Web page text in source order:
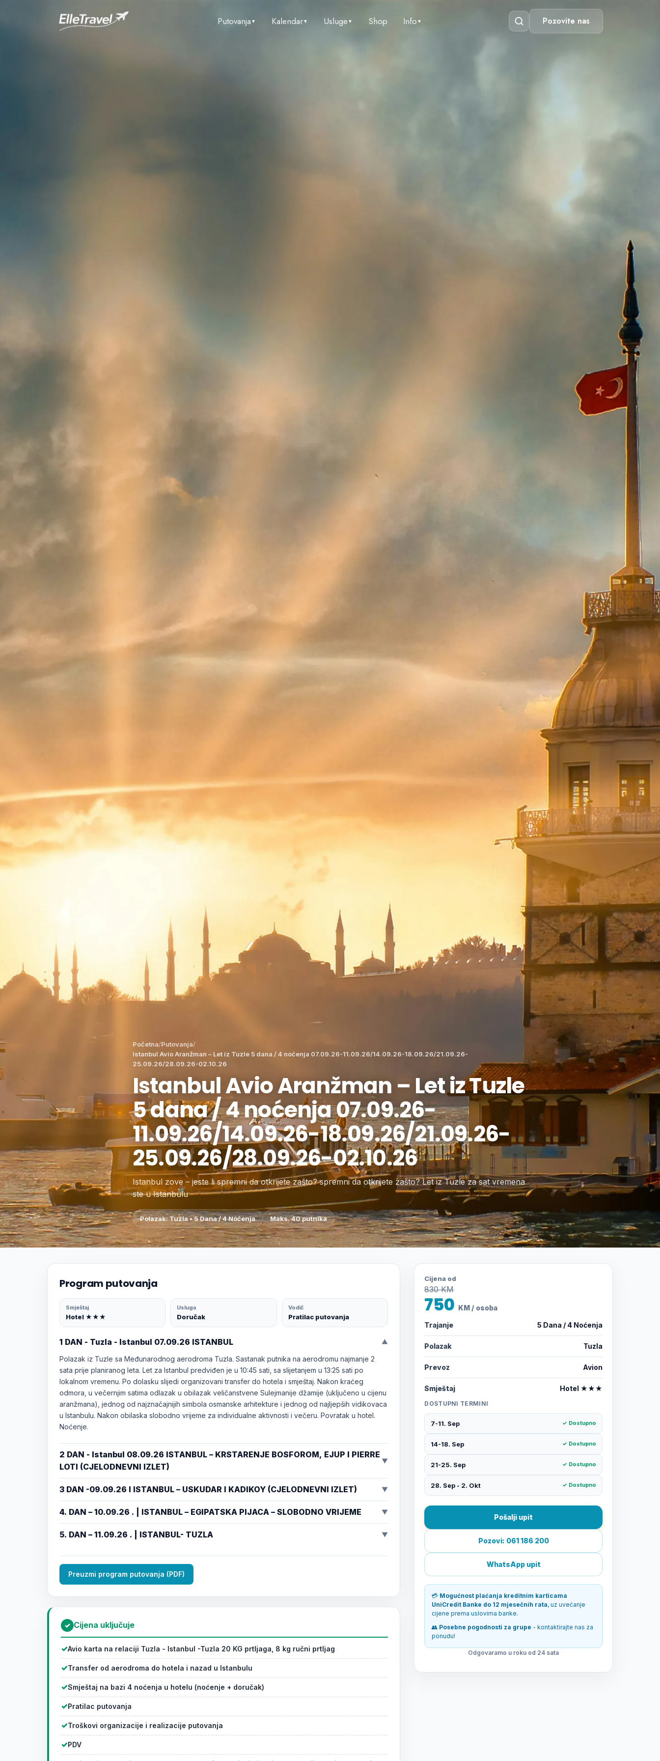
Početna/Putovanja/
Istanbul Avio Aranžman – Let iz Tuzle 5 dana / 4 noćenja 07.09.26-11.09.26/14.09.26-18.09.26/21.09.26-
25.09.26/28.09.26-02.10.26
Istanbul Avio Aranžman – Let iz Tuzle
5 dana / 4 noćenja 07.09.26-
11.09.26/14.09.26-18.09.26/21.09.26-
25.09.26/28.09.26-02.10.26
Istanbul zove – jeste li spremni da otkrijete zašto? spremni da otkrijete zašto? Let iz Tuzle za sat vremena
ste u Istanbulu
Polazak: Tuzla • 5 Dana / 4 Noćenja Maks. 40 putnika
Program putovanja
Smještaj
Hotel ★★★
Usluga
Doručak
Vodič
Pratilac putovanja
1 DAN - Tuzla - Istanbul 07.09.26 ISTANBUL ▼
Polazak iz Tuzle sa Međunarodnog aerodroma Tuzla. Sastanak putnika na aerodromu najmanje 2
sata prije planiranog leta. Let za Istanbul predviđen je u 10:45 sati, sa slijetanjem u 13:25 sati po
lokalnom vremenu. Po dolasku slijedi organizovani transfer do hotela i smještaj. Nakon kraćeg
odmora, u večernjim satima odlazak u obilazak veličanstvene Sulejmanije džamije (uključeno u cijenu
aranžmana), jednog od najznačajnijih simbola osmanske arhitekture i jednog od najljepših vidikovaca
u Istanbulu. Nakon obilaska slobodno vrijeme za individualne aktivnosti i večeru. Povratak u hotel.
Noćenje.
2 DAN - Istanbul 08.09.26 ISTANBUL – KRSTARENJE BOSFOROM, EJUP I PIERRE
LOTI (CJELODNEVNI IZLET)
▼
3 DAN -09.09.26 I ISTANBUL – USKUDAR I KADIKOY (CJELODNEVNI IZLET) ▼
4. DAN – 10.09.26 . | ISTANBUL – EGIPATSKA PIJACA – SLOBODNO VRIJEME ▼
5. DAN – 11.09.26 . | ISTANBUL- TUZLA ▼
Preuzmi program putovanja (PDF)
✓ Cijena uključuje
Avio karta na relaciji Tuzla - Istanbul -Tuzla 20 KG prtljaga, 8 kg ručni prtljag
Transfer od aerodroma do hotela i nazad u Istanbulu
Smještaj na bazi 4 noćenja u hotelu (noćenje + doručak)
Pratilac putovanja
Troškovi organizacije i realizacije putovanja
PDV
Cijena od
830 KM
750 KM / osoba
Trajanje 5 Dana / 4 Noćenja
Polazak Tuzla
Prevoz Avion
Smještaj Hotel ★★★
DOSTUPNI TERMINI
7-11. Sep ✓ Dostupno
14-18. Sep ✓ Dostupno
21-25. Sep ✓ Dostupno
28. Sep - 2. Okt ✓ Dostupno
Pošalji upit
Pozovi: 061 186 200
WhatsApp upit
💳 Mogućnost plaćanja kreditnim karticama
UniCredit Banke do 12 mjesečnih rata, uz uvećanje
cijene prema uslovima banke.
👥 Posebne pogodnosti za grupe - kontaktirajte nas za
ponudu!
Odgovaramo u roku od 24 sata
Putovanja ▼ Kalendar▼ Usluge ▼ Shop Info ▼ Pozovite nas